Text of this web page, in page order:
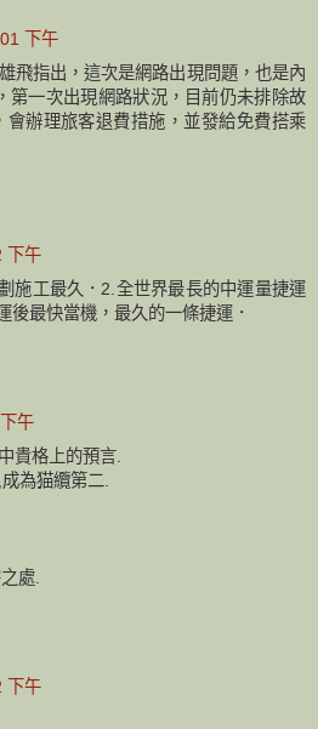
下午
飛指出，這次是網路出現問題，也是內
第一次出現網路狀況，目前仍未排除故
會辦理旅客退費措施，並發給免費搭乘
下午
施工最久．2.全世界最長的中運量捷運
後最快當機，最久的一條捷運．
午
貴格上的預言.
為猫纜第二.
處.
下午